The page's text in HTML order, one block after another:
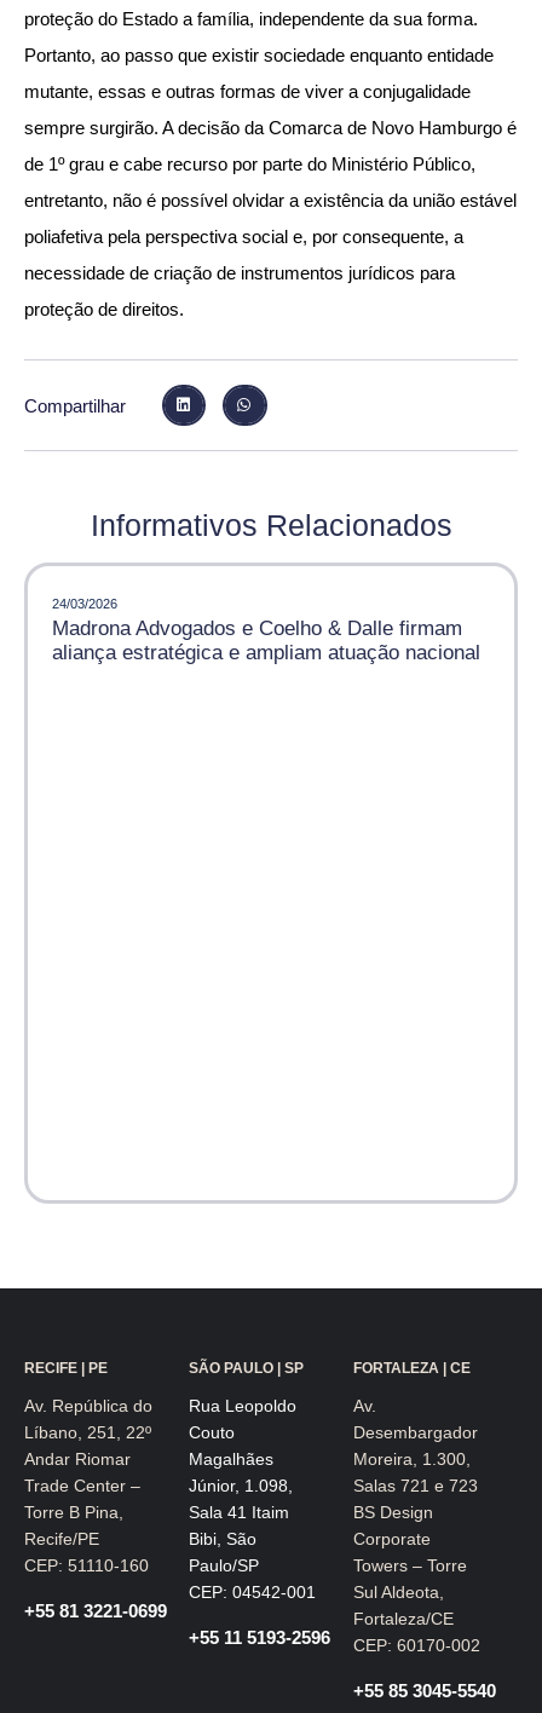
proteção do Estado a família, independente da sua forma.
Portanto, ao passo que existir sociedade enquanto entidade
mutante, essas e outras formas de viver a conjugalidade
sempre surgirão. A decisão da Comarca de Novo Hamburgo é
de 1º grau e cabe recurso por parte do Ministério Público,
entretanto, não é possível olvidar a existência da união estável
poliafetiva pela perspectiva social e, por consequente, a
necessidade de criação de instrumentos jurídicos para
proteção de direitos.
Compartilhar
Informativos Relacionados
24/03/2026
Madrona Advogados e Coelho & Dalle firmam
aliança estratégica e ampliam atuação nacional
RECIFE | PE
Av. República do
Líbano, 251, 22º
Andar Riomar
Trade Center –
Torre B Pina,
Recife/PE
CEP: 51110-160
+55 81 3221-0699
SÃO PAULO | SP
Rua Leopoldo
Couto
Magalhães
Júnior, 1.098,
Sala 41 Itaim
Bibi, São
Paulo/SP
CEP: 04542-001
+55 11 5193-2596
FORTALEZA | CE
Av.
Desembargador
Moreira, 1.300,
Salas 721 e 723
BS Design
Corporate
Towers – Torre
Sul Aldeota,
Fortaleza/CE
CEP: 60170-002
+55 85 3045-5540